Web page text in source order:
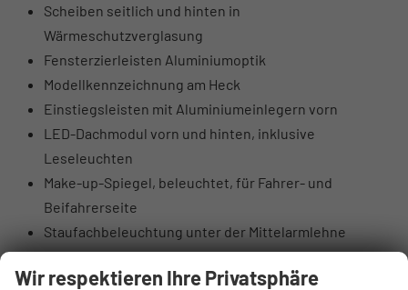
Scheiben seitlich und hinten in
Wärmeschutzverglasung
Fensterzierleisten Aluminiumoptik
Modellkennzeichnung am Heck
Einstiegsleisten mit Aluminiumeinlegern vorn
LED-Dachmodul vorn und hinten, inklusive
Leseleuchten
Make-up-Spiegel, beleuchtet, für Fahrer- und
Beifahrerseite
Staufachbeleuchtung unter der Mittelarmlehne
Handschuhfachbeleuchtung
Fußraumbeleuchtung vorn
Wir respektieren Ihre Privatsphäre